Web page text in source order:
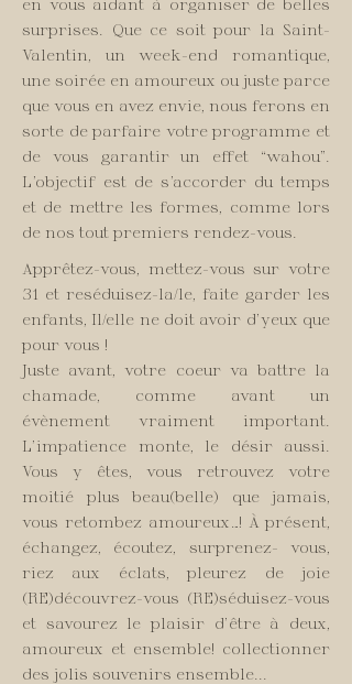
en vous aidant à organiser de belles
surprises. Que ce soit pour la Saint-
Valentin, un week-end romantique,
une soirée en amoureux ou juste parce
que vous en avez envie, nous ferons en
sorte de parfaire votre programme et
de vous garantir un effet “wahou”.
L’objectif est de s’accorder du temps
et de mettre les formes, comme lors
de nos tout premiers rendez-vous.
Apprêtez-vous, mettez-vous sur votre
31 et reséduisez-la/le, faite garder les
enfants, Il/elle ne doit avoir d'yeux que
pour vous !
Juste avant, votre coeur va battre la
chamade, comme avant un
évènement vraiment important.
L'impatience monte, le désir aussi.
Vous y êtes, vous retrouvez votre
moitié plus beau(belle) que jamais,
vous retombez amoureux…! À présent,
échangez, écoutez, surprenez- vous,
riez aux éclats, pleurez de joie
(RE)découvrez-vous (RE)séduisez-vous
et savourez le plaisir d'être à deux,
amoureux et ensemble! collectionner
des jolis souvenirs ensemble...